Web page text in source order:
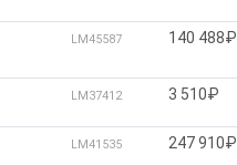
LM45587 140 488₽
LM37412 3 510₽
LM41535 247 910₽